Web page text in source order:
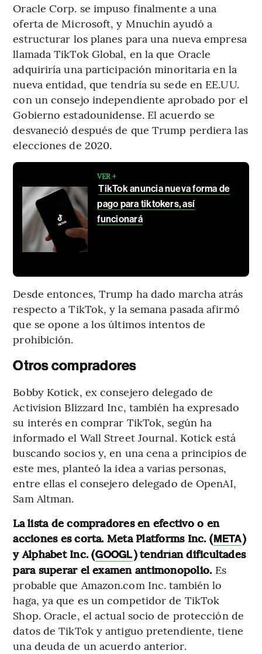
Oracle Corp. se impuso finalmente a una
oferta de Microsoft, y Mnuchin ayudó a
estructurar los planes para una nueva empresa
llamada TikTok Global, en la que Oracle
adquiriría una participación minoritaria en la
nueva entidad, que tendría su sede en EE.UU.
con un consejo independiente aprobado por el
Gobierno estadounidense. El acuerdo se
desvaneció después de que Trump perdiera las
elecciones de 2020.
VER +
TikTok anuncia nueva forma de
pago para tiktokers, así
funcionará
Desde entonces, Trump ha dado marcha atrás
respecto a TikTok, y la semana pasada afirmó
que se opone a los últimos intentos de
prohibición.
Otros compradores
Bobby Kotick, ex consejero delegado de
Activision Blizzard Inc, también ha expresado
su interés en comprar TikTok, según ha
informado el Wall Street Journal. Kotick está
buscando socios y, en una cena a principios de
este mes, planteó la idea a varias personas,
entre ellas el consejero delegado de OpenAI,
Sam Altman.
La lista de compradores en efectivo o en
acciones es corta. Meta Platforms Inc. (META)
y Alphabet Inc. (GOOGL) tendrían dificultades
para superar el examen antimonopolio. Es
probable que Amazon.com Inc. también lo
haga, ya que es un competidor de TikTok
Shop. Oracle, el actual socio de protección de
datos de TikTok y antiguo pretendiente, tiene
una deuda de un acuerdo anterior.